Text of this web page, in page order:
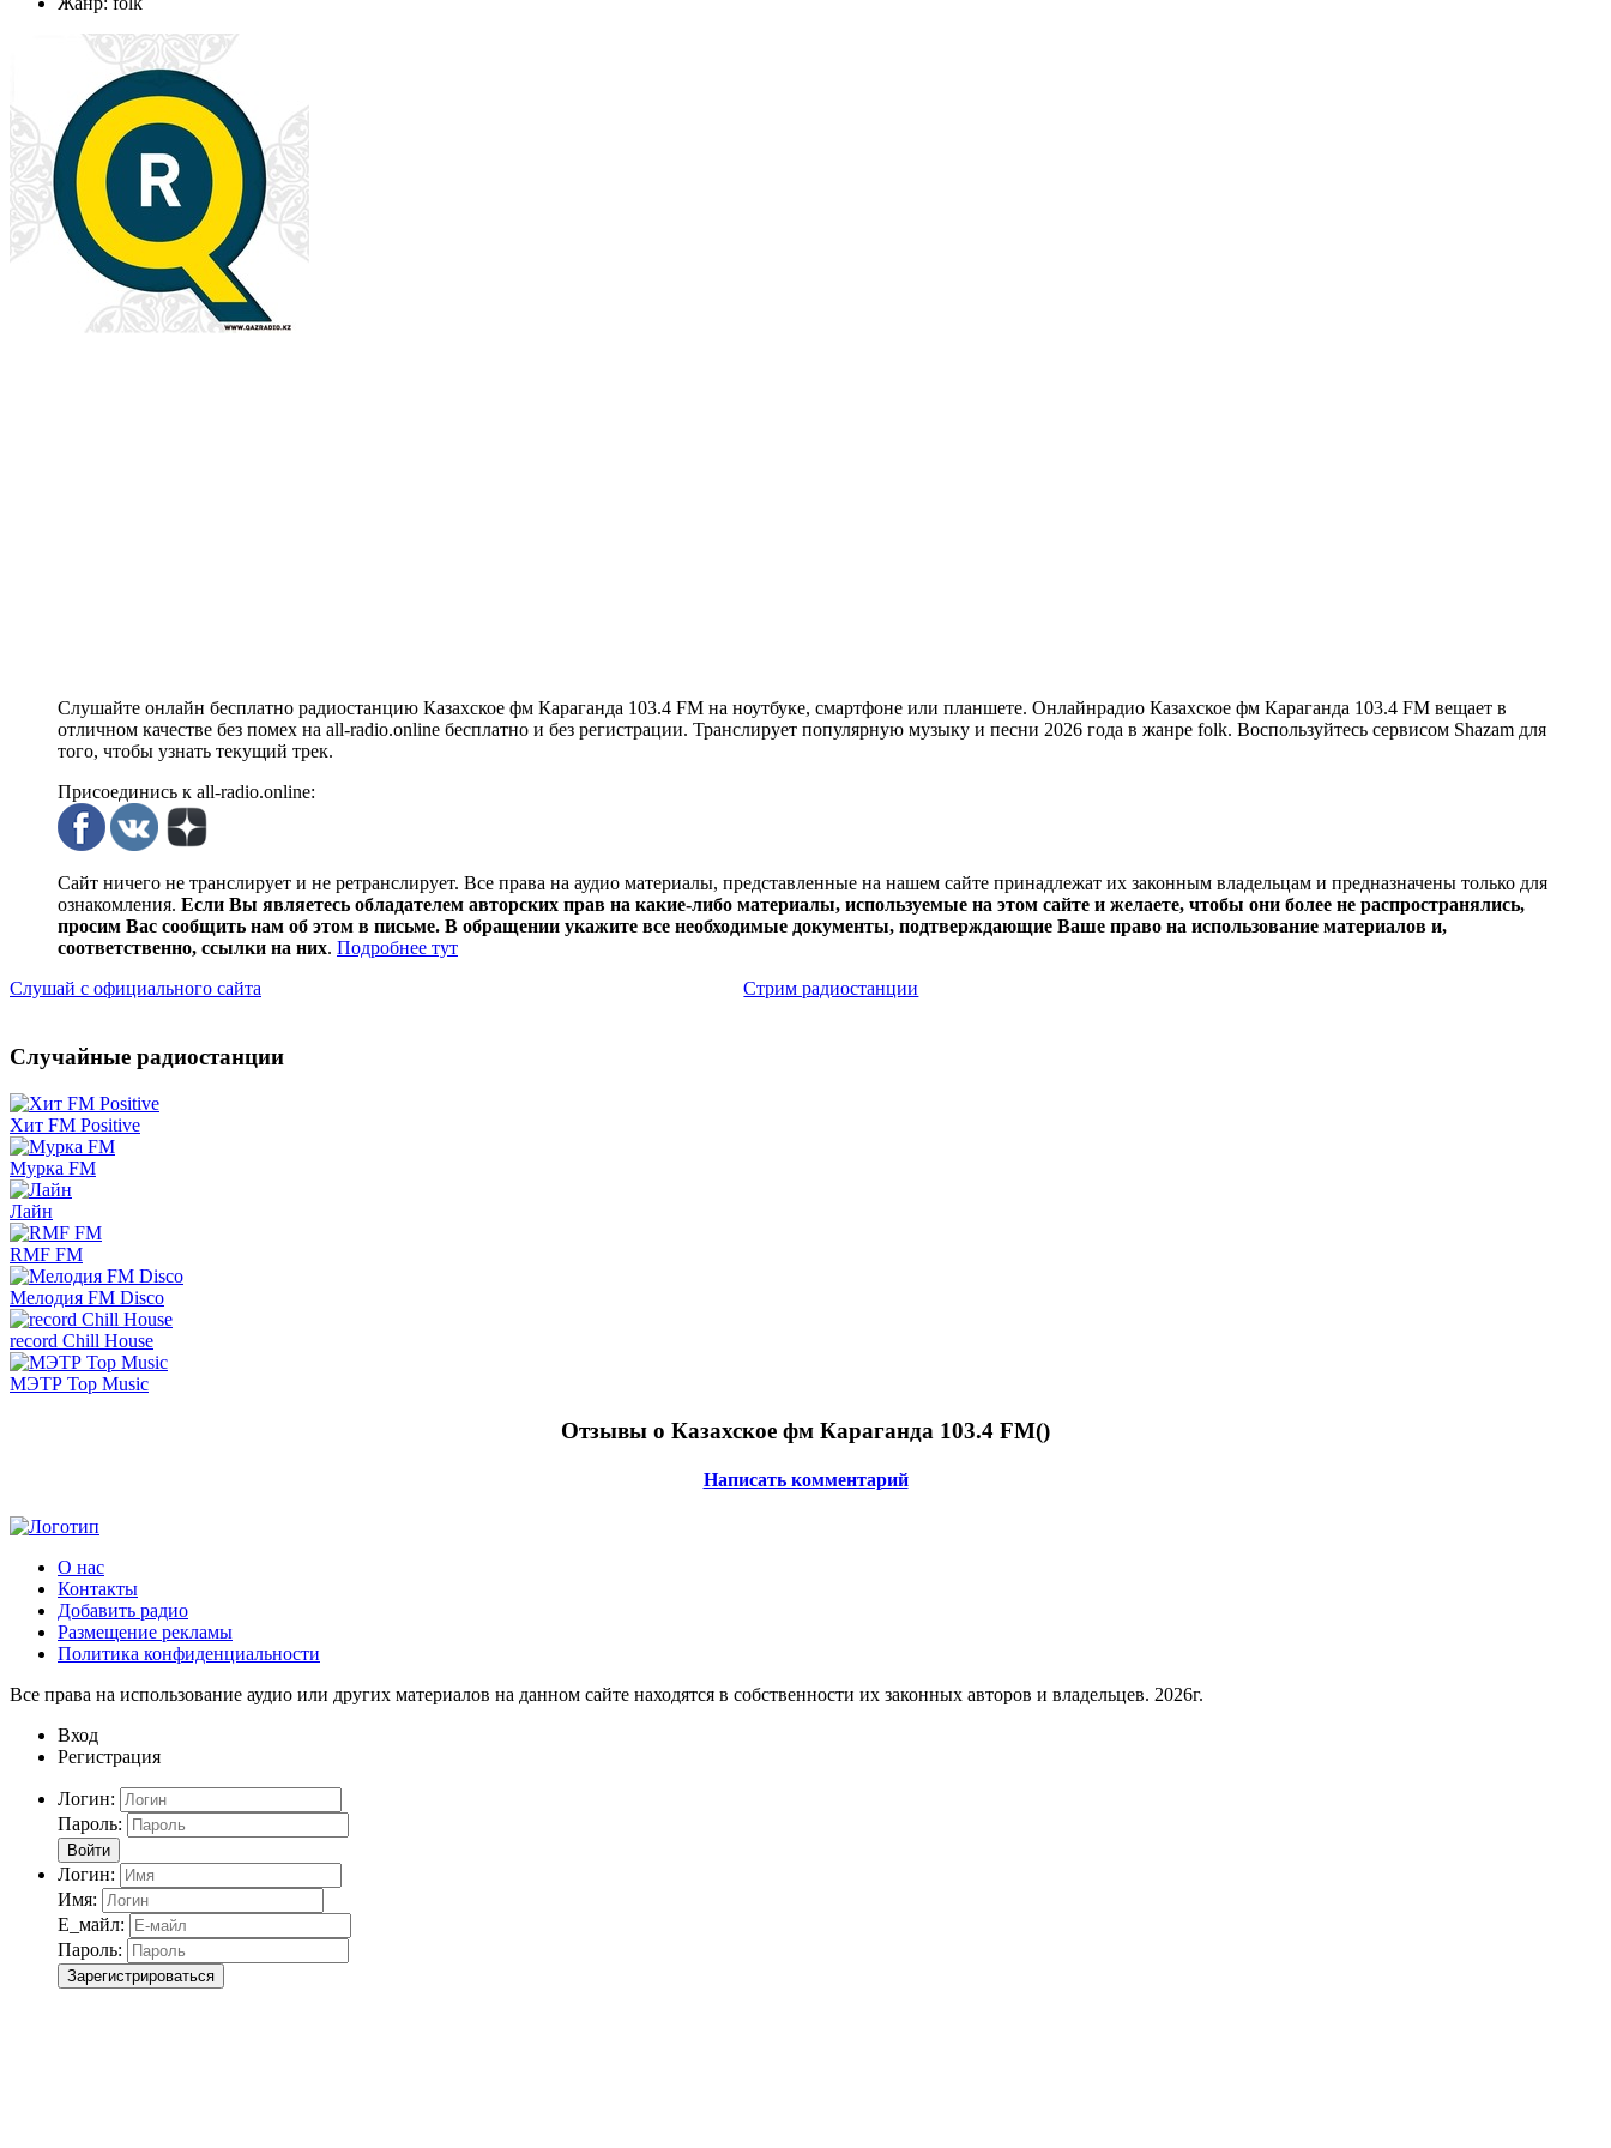
Слушайте онлайн бесплатно радиостанцию Казахское фм Караганда 103.4 FM на ноутбуке, смартфоне или планшете. Онлайнрадио Казахское фм Караганда 103.4 FM вещает в
отличном качестве без помех на all-radio.online бесплатно и без регистрации. Транслирует популярную музыку и песни 2026 года в жанре folk. Воспользуйтесь сервисом Shazam для
того, чтобы узнать текущий трек.
Присоединись к all-radio.online:
Сайт ничего не транслирует и не ретранслирует. Все права на аудио материалы, представленные на нашем сайте принадлежат их законным владельцам и предназначены только для
ознакомления. Если Вы являетесь обладателем авторских прав на какие-либо материалы, используемые на этом сайте и желаете, чтобы они более не распространялись,
просим Вас сообщить нам об этом в письме. В обращении укажите все необходимые документы, подтверждающие Ваше право на использование материалов и,
соответственно, ссылки на них. Подробнее тут
Слушай с официального сайта
Стрим радиостанции
Случайные радиостанции
Хит FM Positive
Мурка FM
Лайн
RMF FM
Мелодия FM Disco
record Chill House
МЭТР Top Music
Отзывы о Казахское фм Караганда 103.4 FM()
Написать комментарий
О нас
Контакты
Добавить радио
Размещение рекламы
Политика конфиденциальности
Все права на использование аудио или других материалов на данном сайте находятся в собственности их законных авторов и владельцев. 2026г.
Вход
Регистрация
Логин:
Пароль:
Войти
Логин:
Имя:
Е_майл:
Пароль:
Зарегистрироваться